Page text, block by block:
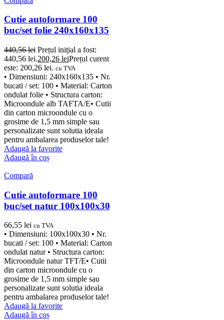
Cutie autoformare 100
buc/set folie 240x160x135
440,56lei Prețul inițial a fost:
440,56 lei.200,26 leiPrețul curent
este: 200,26 lei. cu TVA
• Dimensiuni: 240x160x135 • Nr.
bucati / set: 100 • Material: Carton
ondulat folie • Structura carton:
Microondule alb TAFTA/E• Cutii
din carton microondule cu o
grosime de 1,5 mm simple sau
personalizate sunt solutia ideala
pentru ambalarea produselor tale!
Adaugă la favorite
Adaugă în coș
Compară
Cutie autoformare 100
buc/set natur 100x100x30
66,55 lei cu TVA
• Dimensiuni: 100x100x30 • Nr.
bucati / set: 100 • Material: Carton
ondulat natur • Structura carton:
Microondule natur TFT/E• Cutii
din carton microondule cu o
grosime de 1,5 mm simple sau
personalizate sunt solutia ideala
pentru ambalarea produselor tale!
Adaugă la favorite
Adaugă în coș